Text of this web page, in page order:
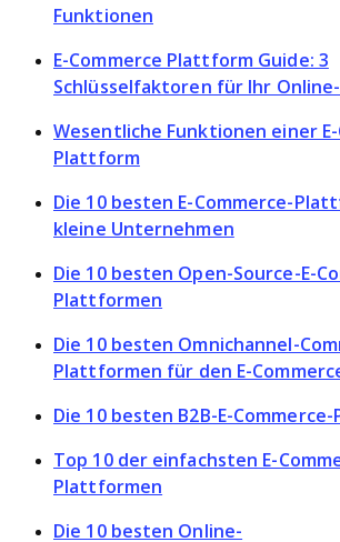
Funktionen
E-Commerce Plattform Guide: 3
Schlüsselfaktoren für Ihr
Wesentliche Funktionen einer
Plattform
Die 10 besten E-Commerce-
kleine Unternehmen
Die 10 besten Open-Source-E-
Plattformen
Die 10 besten Omnichannel-
Plattformen für den E-
Die 10 besten B2B-E-
Top 10 der einfachsten E-
Plattformen
Die 10 besten Online-